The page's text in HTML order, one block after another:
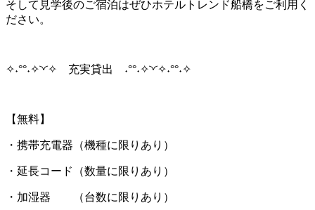
そして見学後のご宿泊はぜひホテルトレンド船橋をご利用く
ださい。
✧˖°°˖✧◝◜✧ 充実貸出 ˖°°˖✧◝◜✧˖°°˖✧
【無料】
・携帯充電器（機種に限りあり）
・延長コード（数量に限りあり）
・加湿器 （台数に限りあり）